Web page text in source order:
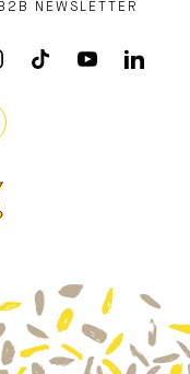
B2B NEWSLETTER
APP
TIKTOKYOUTUBE